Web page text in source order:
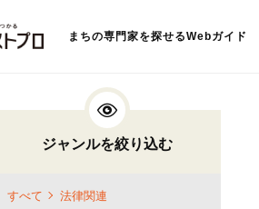
まちの専門家を探せるWebガイド
ジャンルを絞り込む
すべて 法律関連